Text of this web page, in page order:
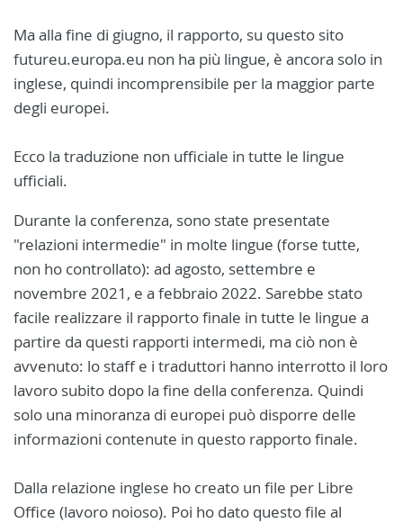
Ma alla fine di giugno, il rapporto, su questo sito
futureu.europa.eu non ha più lingue, è ancora solo in
inglese, quindi incomprensibile per la maggior parte
degli europei.
Ecco la traduzione non ufficiale in tutte le lingue
ufficiali.
Durante la conferenza, sono state presentate
"relazioni intermedie" in molte lingue (forse tutte,
non ho controllato): ad agosto, settembre e
novembre 2021, e a febbraio 2022. Sarebbe stato
facile realizzare il rapporto finale in tutte le lingue a
partire da questi rapporti intermedi, ma ciò non è
avvenuto: lo staff e i traduttori hanno interrotto il loro
lavoro subito dopo la fine della conferenza. Quindi
solo una minoranza di europei può disporre delle
informazioni contenute in questo rapporto finale.
Dalla relazione inglese ho creato un file per Libre
Office (lavoro noioso). Poi ho dato questo file al